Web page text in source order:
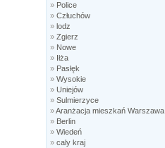
» Police
» Człuchów
» lodz
» Zgierz
» Nowe
» Iłża
» Pasłęk
» Wysokie
» Uniejów
» Sulmierzyce
»Aranżacja mieszkań Warszawa
» Berlin
» Wiedeń
» caly kraj